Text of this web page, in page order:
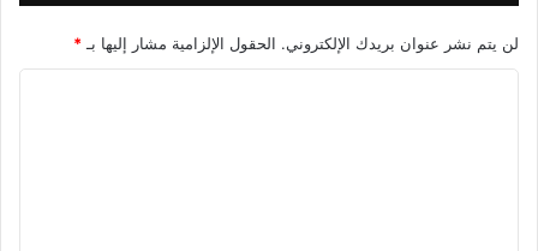
لن يتم نشر عنوان بريدك الإلكتروني. الحقول الإلزامية مشار إليها بـ *